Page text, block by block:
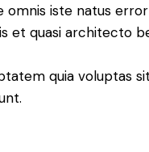
omnis iste natus
et quasi architecto
quia voluptas